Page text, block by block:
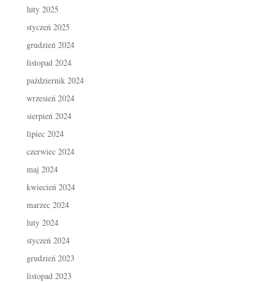
luty 2025
styczeń 2025
grudzień 2024
listopad 2024
październik 2024
wrzesień 2024
sierpień 2024
lipiec 2024
czerwiec 2024
maj 2024
kwiecień 2024
marzec 2024
luty 2024
styczeń 2024
grudzień 2023
listopad 2023